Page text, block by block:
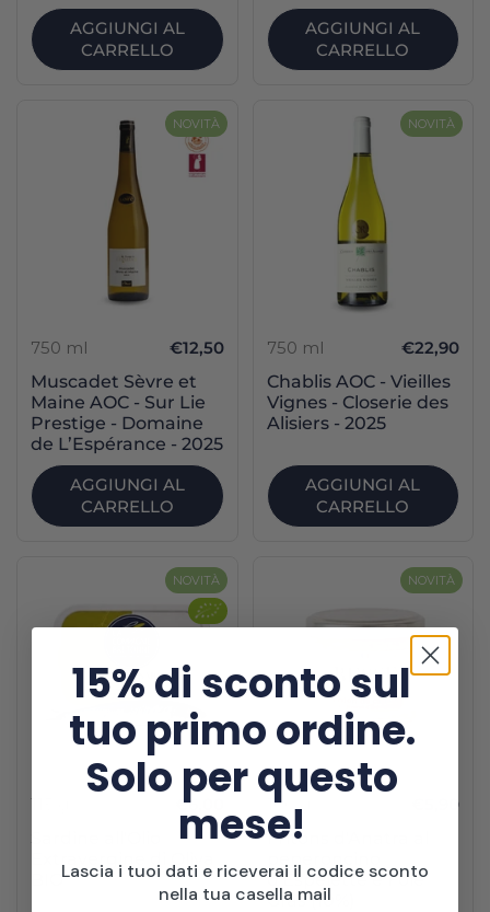
AGGIUNGI AL
CARRELLO
AGGIUNGI AL
CARRELLO
750 ml
€12,50
Muscadet Sèvre et
Maine AOC - Sur Lie
Prestige - Domaine
de L’Espérance - 2025
AGGIUNGI AL
CARRELLO
NOVITÀ
750 ml
€22,90
Chablis AOC - Vieilles
Vignes - Closerie des
Alisiers - 2025
AGGIUNGI AL
CARRELLO
NOVITÀ
115 g
€6,00
BIO
NOVITÀ
100 g
€5,90
Fritons d'Anatra al
d'Espelette e Foie
Gras (10%)
NOVITÀ
15% di sconto sul
tuo primo ordine.
Solo per questo
mese!
Lascia i tuoi dati e riceverai il codice sconto
nella tua casella mail